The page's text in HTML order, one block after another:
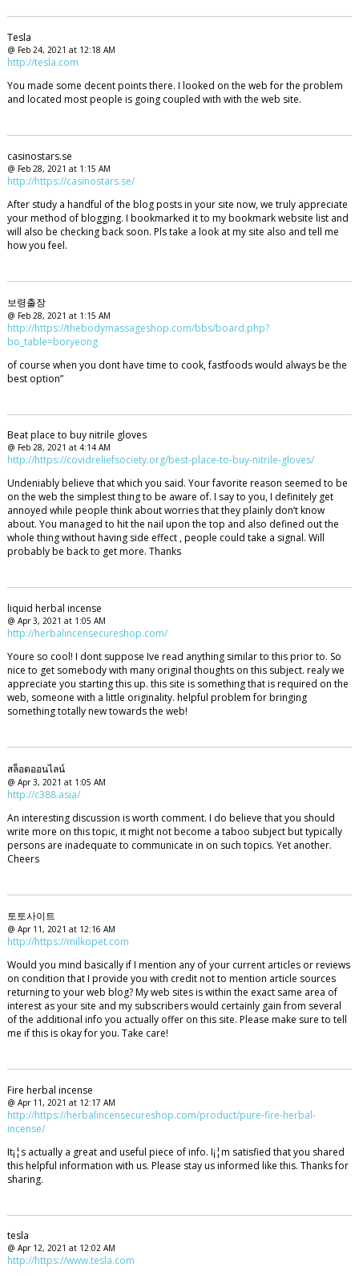
Tesla
@ Feb 24, 2021 at 12:18 AM
http://tesla.com
You made some decent points there. I looked on the web for the problem
and located most people is going coupled with with the web site.
casinostars.se
@ Feb 28, 2021 at 1:15 AM
http://https://casinostars.se/
After study a handful of the blog posts in your site now, we truly appreciate
your method of blogging. I bookmarked it to my bookmark website list and
will also be checking back soon. Pls take a look at my site also and tell me
how you feel.
보령출장
@ Feb 28, 2021 at 1:15 AM
http://https://thebodymassageshop.com/bbs/board.php?
bo_table=boryeong
of course when you dont have time to cook, fastfoods would always be the
best option”
Beat place to buy nitrile gloves
@ Feb 28, 2021 at 4:14 AM
http://https://covidreliefsociety.org/best-place-to-buy-nitrile-gloves/
Undeniably believe that which you said. Your favorite reason seemed to be
on the web the simplest thing to be aware of. I say to you, I definitely get
annoyed while people think about worries that they plainly don’t know
about. You managed to hit the nail upon the top and also defined out the
whole thing without having side effect , people could take a signal. Will
probably be back to get more. Thanks
liquid herbal incense
@ Apr 3, 2021 at 1:05 AM
http://herbalincensecureshop.com/
Youre so cool! I dont suppose Ive read anything similar to this prior to. So
nice to get somebody with many original thoughts on this subject. realy we
appreciate you starting this up. this site is something that is required on the
web, someone with a little originality. helpful problem for bringing
something totally new towards the web!
สล็อตออนไลน์
@ Apr 3, 2021 at 1:05 AM
http://c388.asia/
An interesting discussion is worth comment. I do believe that you should
write more on this topic, it might not become a taboo subject but typically
persons are inadequate to communicate in on such topics. Yet another.
Cheers
토토사이트
@ Apr 11, 2021 at 12:16 AM
http://https://milkopet.com
Would you mind basically if I mention any of your current articles or reviews
on condition that I provide you with credit not to mention article sources
returning to your web blog? My web sites is within the exact same area of
interest as your site and my subscribers would certainly gain from several
of the additional info you actually offer on this site. Please make sure to tell
me if this is okay for you. Take care!
Fire herbal incense
@ Apr 11, 2021 at 12:17 AM
http://https://herbalincensecureshop.com/product/pure-fire-herbal-
incense/
It¡¦s actually a great and useful piece of info. I¡¦m satisfied that you shared
this helpful information with us. Please stay us informed like this. Thanks for
sharing.
tesla
@ Apr 12, 2021 at 12:02 AM
http://https://www.tesla.com